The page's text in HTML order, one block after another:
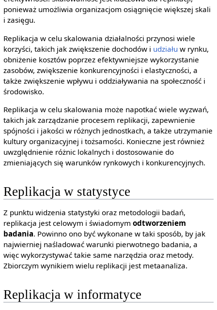
ponieważ umożliwia organizacjom osiągnięcie większej skali
i zasięgu.
Replikacja w celu skalowania działalności przynosi wiele
korzyści, takich jak zwiększenie dochodów i udziału w rynku,
obniżenie kosztów poprzez efektywniejsze wykorzystanie
zasobów, zwiększenie konkurencyjności i elastyczności, a
także zwiększenie wpływu i oddziaływania na społeczność i
środowisko.
Replikacja w celu skalowania może napotkać wiele wyzwań,
takich jak zarządzanie procesem replikacji, zapewnienie
spójności i jakości w różnych jednostkach, a także utrzymanie
kultury organizacyjnej i tożsamości. Konieczne jest również
uwzględnienie różnic lokalnych i dostosowanie do
zmieniających się warunków rynkowych i konkurencyjnych.
Replikacja w statystyce
Z punktu widzenia statystyki oraz metodologii badań,
replikacja jest celowym i świadomym odtworzeniem
badania. Powinno ono być wykonane w taki sposób, by jak
najwierniej naśladować warunki pierwotnego badania, a
więc wykorzystywać takie same narzędzia oraz metody.
Zbiorczym wynikiem wielu replikacji jest metaanaliza.
Replikacja w informatyce